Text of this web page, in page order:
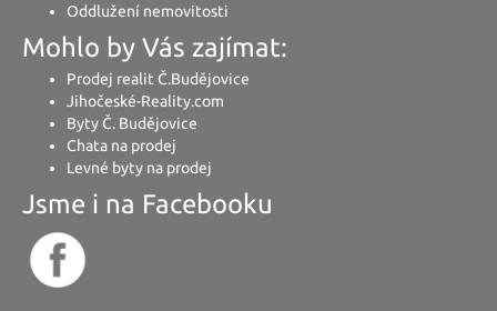
Oddlužení nemovitosti
Mohlo by Vás zajímat:
Prodej realit Č.Budějovice
Jihočeské-Reality.com
Byty Č. Budějovice
Chata na prodej
Levné byty na prodej
Jsme i na Facebooku